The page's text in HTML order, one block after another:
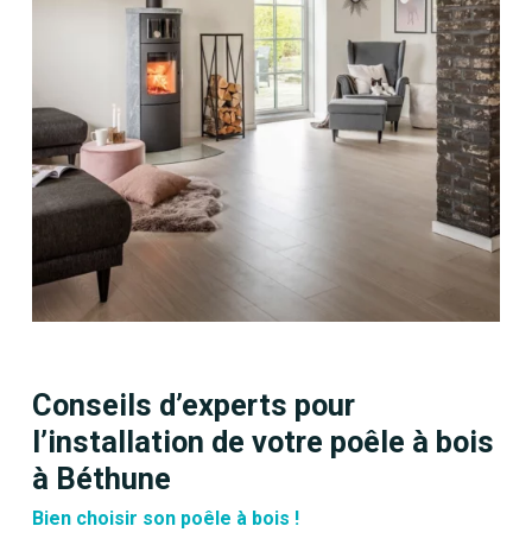
Conseils d’experts pour
l’installation de votre poêle à bois
à Béthune
Bien choisir son poêle à bois !